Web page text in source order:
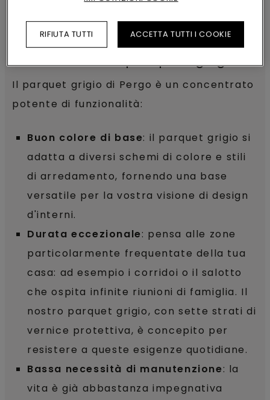
Quali sono i vantaggi
Il parquet grigio di Pergo è un concentrato
potente di funzionalità:
Buon colore di base: il parquet grigio si
adatta a diversi schemi di colore e stili
di arredamento, fornendo una base
versatile per la vostra visione di design
d'interni.
Durata eccezionale: pensa alle zone
particolarmente frequentate della tua
casa: ad esempio i corridoi o il salotto
che ospita infinite riunioni di famiglia. Il
nostro parquet grigio, con sette strati di
vernice protettiva, è concepito per
resistere a queste esigenze quotidiane.
Bassa necessità di manutenzione: la
vita è già abbastanza impegnativa
RIFIUTA TUTTI ACCETTA TUTTI I COOKIE